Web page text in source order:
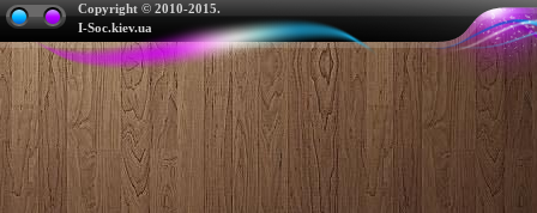
Copyright © 2010-2015.
I-Soc.kiev.ua